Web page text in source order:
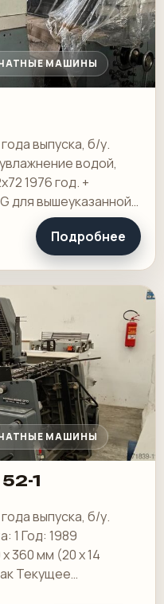
МАШИНЫ
выпуска, б/у.
водой,
1976 год. +
для вышеуказанной
Подробнее
МАШИНЫ
1
выпуска, б/у.
1 Год: 1989
360 мм (20 x 14
Текущее